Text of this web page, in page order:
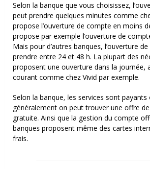
Selon la banque que vous choisissez,
peut prendre quelques minutes comme
propose l’ouverture de compte en moins
propose par exemple l’ouverture de
Mais pour d’autres banques, l’ouverture
prendre entre 24 et 48 h. La plupart des
proposent une ouverture dans la journée,
courant comme chez Vivid par exemple.
Selon la banque, les services sont
généralement on peut trouver une offre
gratuite. Ainsi que la gestion du compte
banques proposent même des cartes
frais.